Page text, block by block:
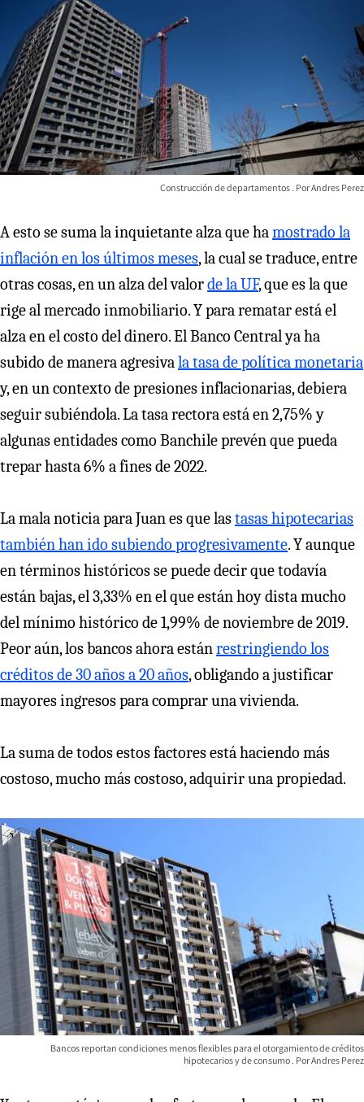
Construcción de departamentos Andres Perez
A esto se suma la inquietante alza que hamostrado la
inflación en los últimos meses, la cual se traduce, entre
otras cosas, en un alza del valorde la UF, que es la que
rige al mercado inmobiliario. Y para rematar está el
alza en el costo del dinero. El Banco Central ya ha
subido de manera agresivala tasa de política monetaria
y, en un contexto de presiones inflacionarias, debiera
seguir subiéndola. La tasa rectora está en 2,75% y
algunas entidades como Banchile prevén que pueda
trepar hasta 6% a fines de 2022.
La mala noticia para Juan es que lastasas hipotecarias
también han ido subiendo progresivamente. Y aunque
en términos históricos se puede decir que todavía
están bajas, el 3,33% en el que están hoy dista mucho
del mínimo histórico de 1,99% de noviembre de 2019.
Peor aún, los bancos ahora estánrestringiendo los
créditos de 30 años a 20 años, obligando a justificar
mayores ingresos para comprar una vivienda.
La suma de todos estos factores está haciendo más
costoso, mucho más costoso, adquirir una propiedad.
Bancos reportan condiciones menos flexibles para el otorgamiento de créditos
hipotecarios y de consumo
Andres Perez